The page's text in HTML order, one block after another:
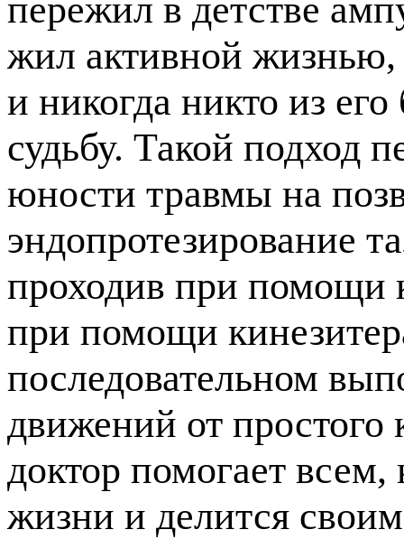
пережил в детстве
жил активной жизнью,
и никогда никто из
судьбу. Такой подход
юности травмы на
эндопротезирование
проходив при помощи
при помощи
последовательном
движений от
доктор помогает всем,
жизни и делится